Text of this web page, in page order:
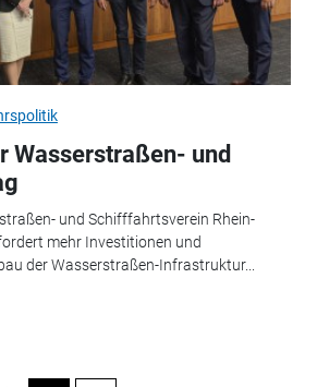
Wasserstraßen- und
und Schifffahrtsverein Rhein-
mehr Investitionen und
der Wasserstraßen-Infrastruktur...